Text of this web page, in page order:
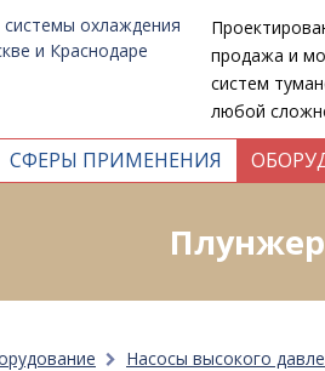
продажа и
систем
любой
СФЕРЫ ПРИМЕНЕНИЯ
Насосы высокого